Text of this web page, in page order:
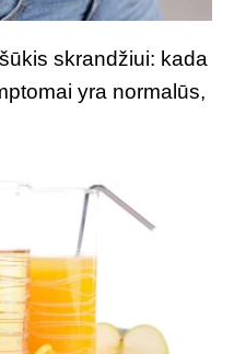
skrandžiui: kada
yra normalūs,